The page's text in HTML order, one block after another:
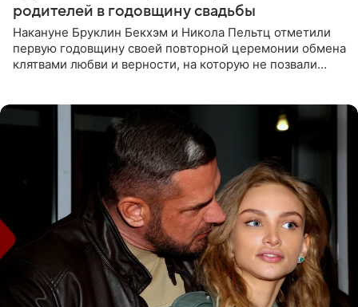
родителей в годовщину свадьбы
Накануне Бруклин Бекхэм и Никола Пельтц отметили
первую годовщину своей повторной церемонии обмена
клятвами любви и верности, на которую не позвали